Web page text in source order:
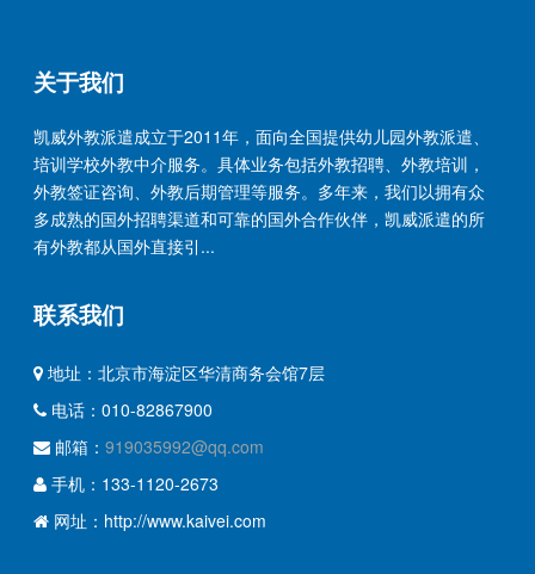
关于我们
凯威外教派遣成立于2011年，面向全国提供幼儿园外教派遣、
培训学校外教中介服务。具体业务包括外教招聘、外教培训，
外教签证咨询、外教后期管理等服务。多年来，我们以拥有众
多成熟的国外招聘渠道和可靠的国外合作伙伴，凯威派遣的所
有外教都从国外直接引...
联系我们
地址：北京市海淀区华清商务会馆7层
电话：010-82867900
邮箱：919035992@qq.com
手机：133-1120-2673
网址：http://www.kaivei.com